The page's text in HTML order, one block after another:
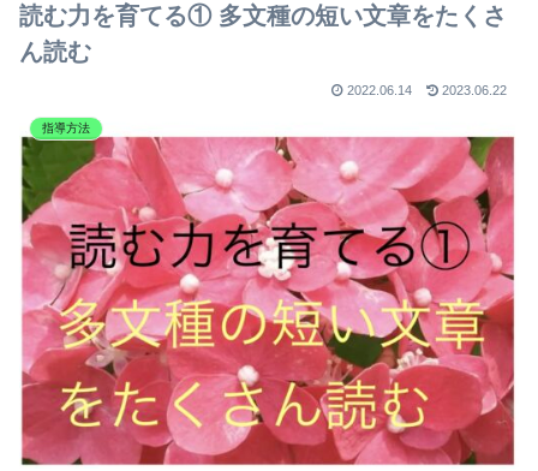
読む力を育てる① 多文種の短い文章をたくさ
ん読む
2022.06.14 2023.06.22
指導方法